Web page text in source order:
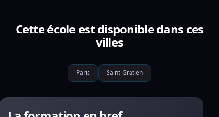
Cette école est disponible dans ces
villes
Paris Saint-Gratien